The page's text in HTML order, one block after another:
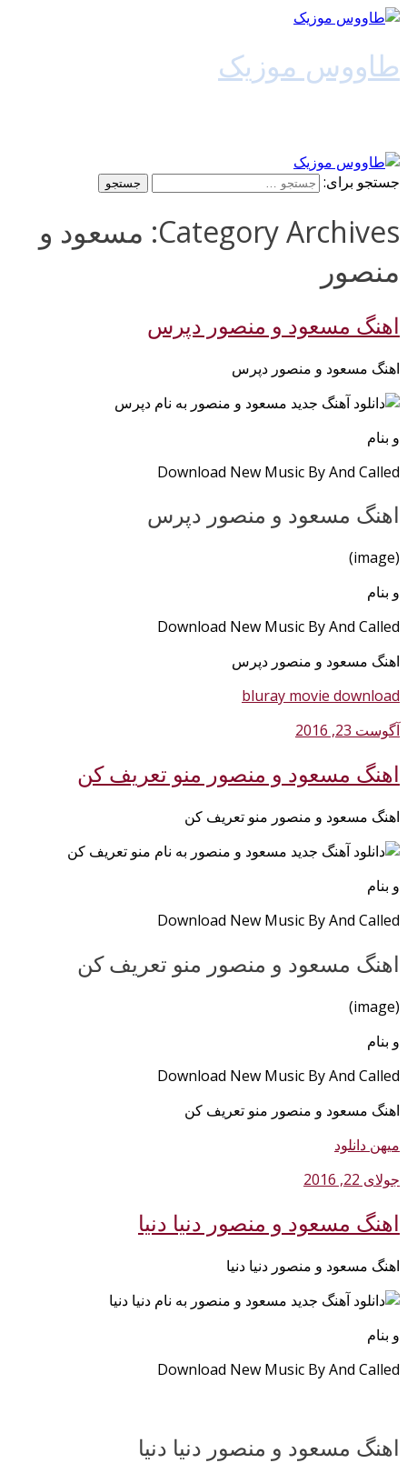
طاووس موزیک
جستجو برای:
Category Archives: مسعود و
منصور
اهنگ مسعود و منصور دپرس
اهنگ مسعود و منصور دپرس
و بنام
Download New Music By And Called
اهنگ مسعود و منصور دپرس
(image)
و بنام
Download New Music By And Called
اهنگ مسعود و منصور دپرس
bluray movie download
آگوست 23, 2016
اهنگ مسعود و منصور منو تعریف کن
اهنگ مسعود و منصور منو تعریف کن
و بنام
Download New Music By And Called
اهنگ مسعود و منصور منو تعریف کن
(image)
و بنام
Download New Music By And Called
اهنگ مسعود و منصور منو تعریف کن
میهن دانلود
جولای 22, 2016
اهنگ مسعود و منصور دنیا دنیا
اهنگ مسعود و منصور دنیا دنیا
و بنام
Download New Music By And Called
اهنگ مسعود و منصور دنیا دنیا